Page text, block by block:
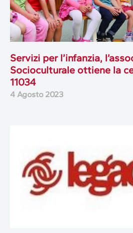
Servizi per l’infanzia,
Socioculturale ottiene la
11034
4 Agosto 2023